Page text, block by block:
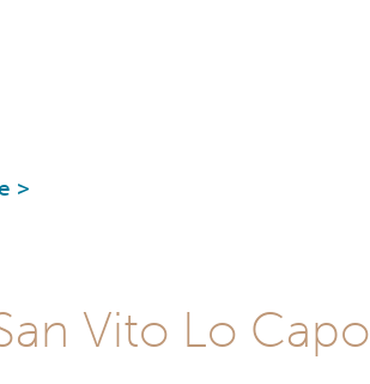
>
Vito Lo Capo